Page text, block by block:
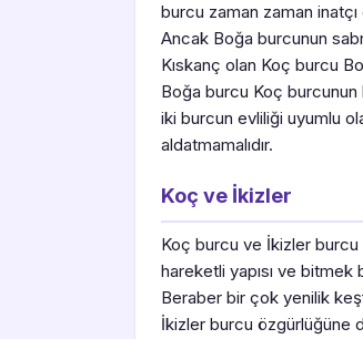
burcu zaman zaman
Ancak Boğa burcunun
Kıskanç olan Koç burcu
Boğa burcu Koç burcunun
iki burcun evliliği uyumlu
aldatmamalıdır.
Koç ve İkizler
Koç burcu ve İkizler burcu
hareketli yapısı ve
Beraber bir çok yenilik
İkizler burcu özgürlüğüne